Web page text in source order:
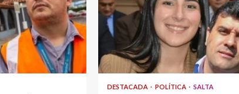
DESTACADA POLÍTICA SALTA